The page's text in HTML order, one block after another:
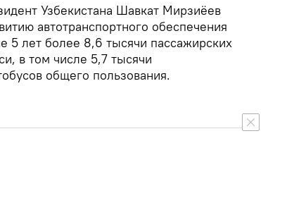
Узбекистана Шавкат Мирзиёев
автотранспортного обеспечения
5 лет более 8,6 тысячи пассажирских
в том числе 5,7 тысячи
общего пользования.